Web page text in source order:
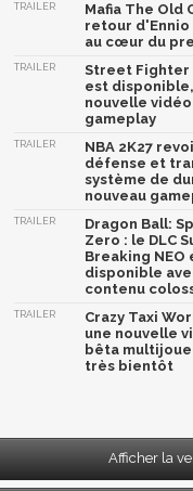
TRAILER
Mafia The Old
retour
au cœur du
TRAILER
Street Fighter
est
nouvelle
gameplay
TRAILER
NBA 2K27
défense et
système de
nouveau
TRAILER
Dragon Ball:
Zero : le DLC
Breaking NEO
disponible
contenu
TRAILER
Crazy Taxi
une nouvelle
bêta
très bientôt
Afficher la